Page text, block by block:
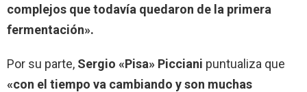
complejos que todavía quedaron de la primera
fermentación».
Por su parte, Sergio «Pisa» Picciani puntualiza que
«con el tiempo va cambiando y son muchas